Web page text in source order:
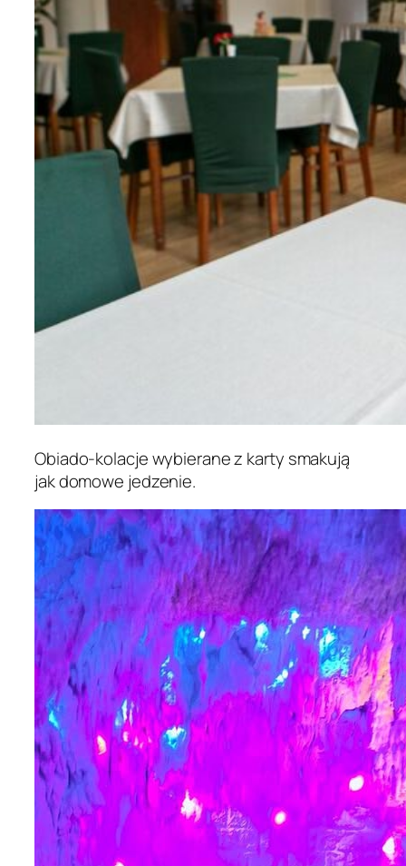
Obiado-kolacje wybierane z karty smakują
jak domowe jedzenie.